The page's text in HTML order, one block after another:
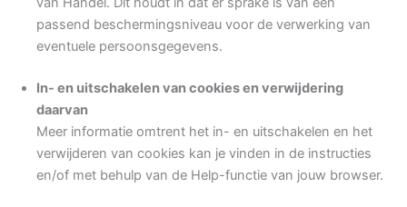
passend beschermingsniveau voor de verwerking van
eventuele persoonsgegevens.
In- en uitschakelen van cookies en verwijdering
daarvan
Meer informatie omtrent het in- en uitschakelen en het
verwijderen van cookies kan je vinden in de instructies
en/of met behulp van de Help-functie van jouw browser.